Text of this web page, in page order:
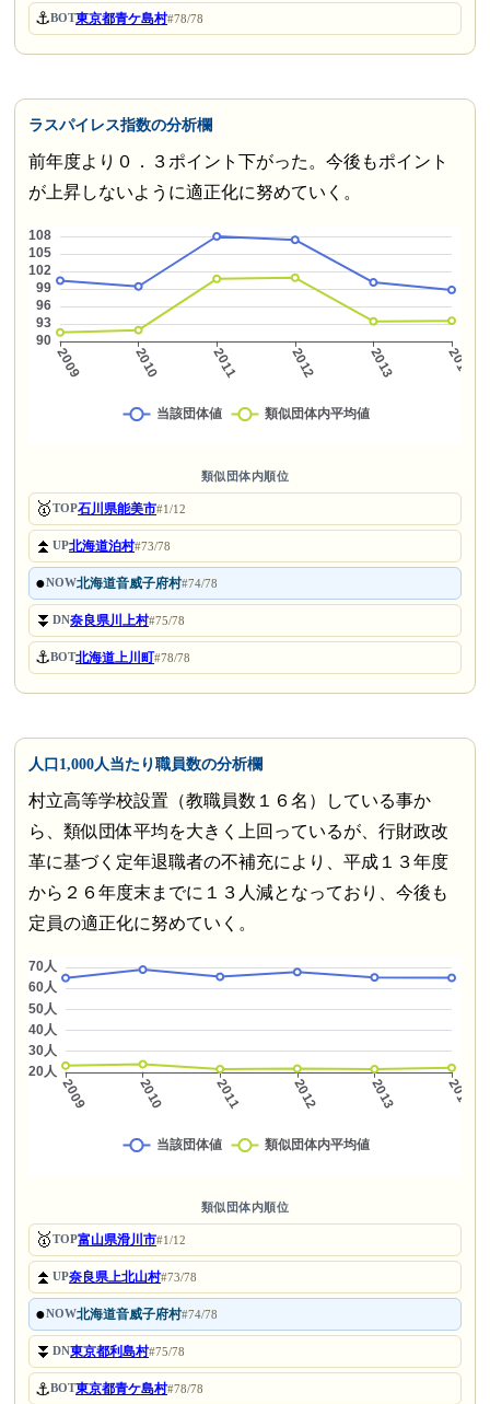
⚓BOT東京都青ケ島村#78/78
ラスパイレス指数の分析欄
前年度より０．３ポイント下がった。今後もポイント
が上昇しないように適正化に努めていく。
類似団体内順位
🥇TOP石川県能美市#1/12
⏫UP北海道泊村#73/78
●NOW北海道音威子府村#74/78
⏬DN奈良県川上村#75/78
⚓BOT北海道上川町#78/78
人口1,000人当たり職員数の分析欄
村立高等学校設置（教職員数１６名）している事か
ら、類似団体平均を大きく上回っているが、行財政改
革に基づく定年退職者の不補充により、平成１３年度
から２６年度末までに１３人減となっており、今後も
定員の適正化に努めていく。
類似団体内順位
🥇TOP富山県滑川市#1/12
⏫UP奈良県上北山村#73/78
●NOW北海道音威子府村#74/78
⏬DN東京都利島村#75/78
⚓BOT東京都青ケ島村#78/78